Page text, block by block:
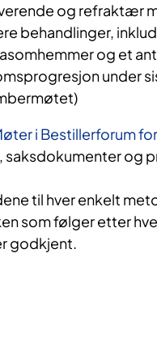
og refraktær
behandlinger,
og et
under
i Bestillerforum
saksdokumenter og
til hver enkelt
som følger etter
godkjent.